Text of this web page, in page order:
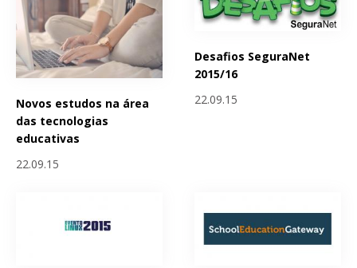
Novos estudos na área
das tecnologias
educativas
22.09.15
Desafios SeguraNet
2015/16
22.09.15
Páginas